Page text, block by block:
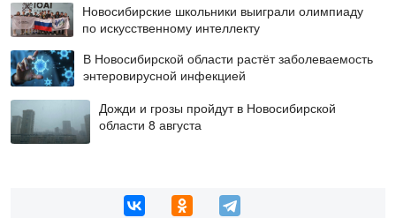
Новосибирские школьники выиграли олимпиаду
по искусственному интеллекту
В Новосибирской области растёт заболеваемость
энтеровирусной инфекцией
Дожди и грозы пройдут в Новосибирской
области 8 августа